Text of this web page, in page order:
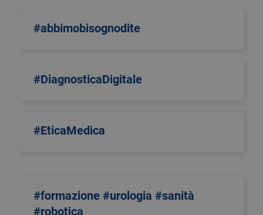
#abbimobisognodite
#DiagnosticaDigitale
#EticaMedica
#formazione #urologia #sanità
#robotica